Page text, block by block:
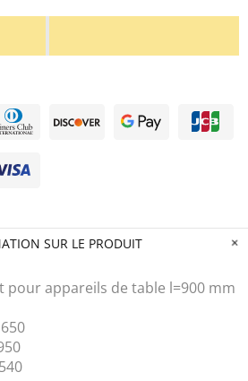
SUR LE PRODUIT
pour appareils de table l=900 mm